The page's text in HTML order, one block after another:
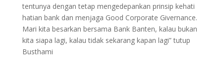
tentunya dengan tetap mengedepankan prinsip kehati
hatian bank dan menjaga Good Corporate Givernance.
Mari kita besarkan bersama Bank Banten, kalau bukan
kita siapa lagi, kalau tidak sekarang kapan lagi” tutup
Busthami